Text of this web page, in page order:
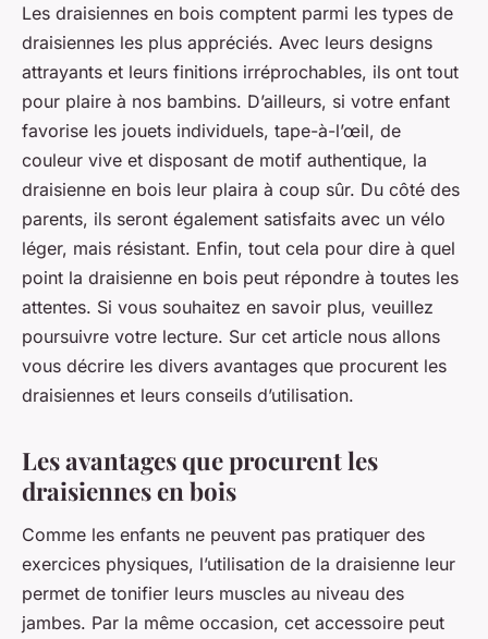
Les draisiennes en bois comptent parmi les types de
draisiennes les plus appréciés. Avec leurs designs
attrayants et leurs finitions irréprochables, ils ont tout
pour plaire à nos bambins. D’ailleurs, si votre enfant
favorise les jouets individuels, tape-à-l’œil, de
couleur vive et disposant de motif authentique, la
draisienne en bois leur plaira à coup sûr. Du côté des
parents, ils seront également satisfaits avec un vélo
léger, mais résistant. Enfin, tout cela pour dire à quel
point la draisienne en bois peut répondre à toutes les
attentes. Si vous souhaitez en savoir plus, veuillez
poursuivre votre lecture. Sur cet article nous allons
vous décrire les divers avantages que procurent les
draisiennes et leurs conseils d’utilisation.
Les avantages que procurent les
draisiennes en bois
Comme les enfants ne peuvent pas pratiquer des
exercices physiques, l’utilisation de la draisienne leur
permet de tonifier leurs muscles au niveau des
jambes. Par la même occasion, cet accessoire peut